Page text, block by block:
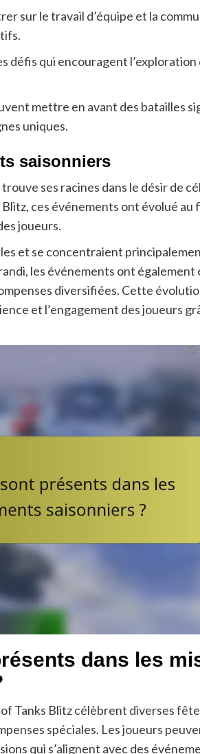
sur le travail d’équipe et la
défis qui encouragent l’exploration
mettre en avant des batailles
uniques.
saisonniers
ses racines dans le désir de
ces événements ont évolué au
joueurs.
et se concentraient
les événements ont également
diversifiées. Cette
et l’engagement des joueurs
dans les
Tanks Blitz célèbrent diverses
spéciales. Les joueurs
qui s’alignent avec des